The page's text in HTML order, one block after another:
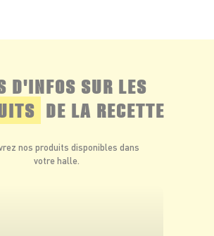
verte et d'un verre de
D'INFOS SUR LES
DE LA RECETTE
nos produits disponibles dans
votre halle.